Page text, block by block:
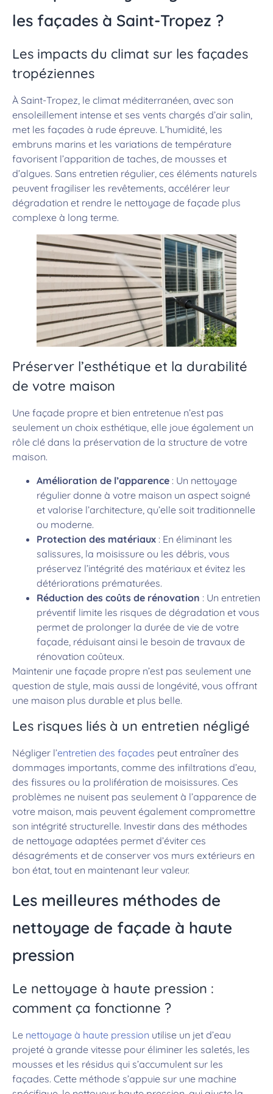
les façades à Saint-Tropez ?
Les impacts du climat sur les façades
tropéziennes
À Saint-Tropez, le climat méditerranéen, avec son
ensoleillement intense et ses vents chargés d’air salin,
met les façades à rude épreuve. L’humidité, les
embruns marins et les variations de température
favorisent l’apparition de taches, de mousses et
d’algues. Sans entretien régulier, ces éléments naturels
peuvent fragiliser les revêtements, accélérer leur
dégradation et rendre le nettoyage de façade plus
complexe à long terme.
Préserver l’esthétique et la durabilité
de votre maison
Une façade propre et bien entretenue n’est pas
seulement un choix esthétique, elle joue également un
rôle clé dans la préservation de la structure de votre
maison.
Amélioration de l’apparence : Un nettoyage
régulier donne à votre maison un aspect soigné
et valorise l’architecture, qu’elle soit traditionnelle
ou moderne.
Protection des matériaux : En éliminant les
salissures, la moisissure ou les débris, vous
préservez l’intégrité des matériaux et évitez les
détériorations prématurées.
Réduction des coûts de rénovation : Un entretien
préventif limite les risques de dégradation et vous
permet de prolonger la durée de vie de votre
façade, réduisant ainsi le besoin de travaux de
rénovation coûteux.
Maintenir une façade propre n’est pas seulement une
question de style, mais aussi de longévité, vous offrant
une maison plus durable et plus belle.
Les risques liés à un entretien négligé
Négliger l’entretien des façades peut entraîner des
dommages importants, comme des infiltrations d’eau,
des fissures ou la prolifération de moisissures. Ces
problèmes ne nuisent pas seulement à l’apparence de
votre maison, mais peuvent également compromettre
son intégrité structurelle. Investir dans des méthodes
de nettoyage adaptées permet d’éviter ces
désagréments et de conserver vos murs extérieurs en
bon état, tout en maintenant leur valeur.
Les meilleures méthodes de
nettoyage de façade à haute
pression
Le nettoyage à haute pression :
comment ça fonctionne ?
Le nettoyage à haute pression utilise un jet d’eau
projeté à grande vitesse pour éliminer les saletés, les
mousses et les résidus qui s’accumulent sur les
façades. Cette méthode s’appuie sur une machine